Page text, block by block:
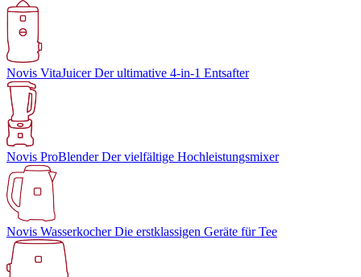
Novis VitaJuicerDer ultimative 4-in-1 Entsafter
Novis ProBlenderDer vielfältige Hochleistungsmixer
Novis Wasserkocher Die erstklassigen Geräte für Tee